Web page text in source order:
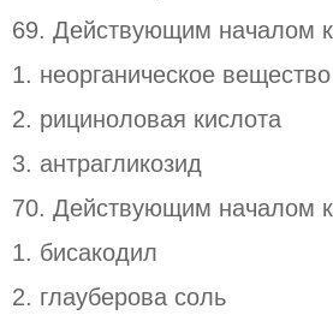
69. Действующим началом
1. неорганическое вещество
2. рициноловая кислота
3. антрагликозид
70. Действующим началом
1. бисакодил
2. глауберова соль